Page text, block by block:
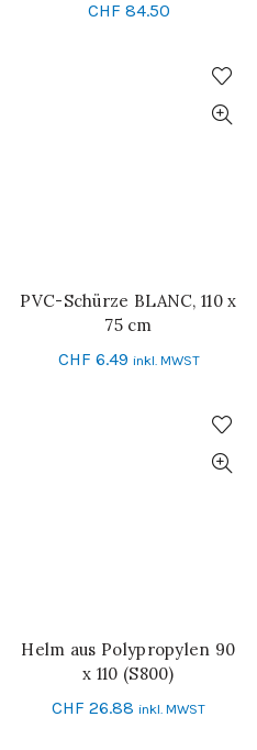
CHF 84.50
IN DEN WARENKORB
PVC-Schürze BLANC, 110 x
75 cm
CHF 6.49 inkl. MWST
IN DEN WARENKORB
Helm aus Polypropylen 90
x 110 (S800)
CHF 26.88 inkl. MWST